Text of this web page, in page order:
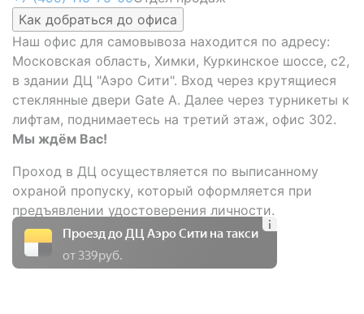
Как добраться до офиса
Наш офис для самовывоза находится по адресу:
Московская область, Химки, Куркинское шоссе, с2,
в здании ДЦ "Аэро Сити". Вход через крутящиеся
стеклянные двери Gate A. Далее через турникеты к
лифтам, поднимаетесь на третий этаж, офис 302.
Мы ждём Вас!
Проход в ДЦ осуществляется по выписанному
охраной пропуску, который оформляется при
предъявлении удостоверения личности.
Проезд до ДЦ Аэро Сити на такси
от 339 руб.